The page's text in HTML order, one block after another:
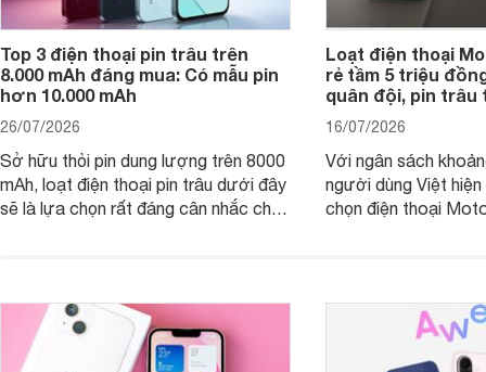
Top 3 điện thoại pin trâu trên
8.000 mAh đáng mua: Có mẫu pin
hơn 10.000 mAh
26/07/2026
Sở hữu thỏi pin dung lượng trên 8000
mAh, loạt điện thoại pin trâu dưới đây
sẽ là lựa chọn rất đáng cân nhắc cho
Loạt điện thoại
rẻ tầm 5 triệu
quân đội, pin trâu
16/07/2026
Với ngân sách
người dùng Việt
chọn điện thoại